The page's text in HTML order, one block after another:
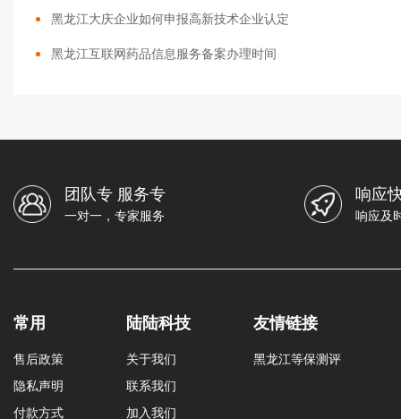
黑龙江大庆企业如何申报高新技术企业认定
黑龙江互联网药品信息服务备案办理时间
团队专 服务专
一对一，专家服务
响应
响应及
常用
售后政策
隐私声明
付款方式
陆陆科技
关于我们
联系我们
加入我们
友情链接
黑龙江等保测评